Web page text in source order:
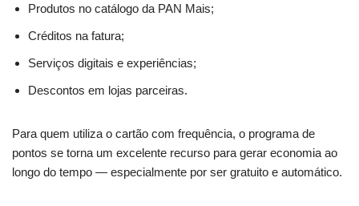
Produtos no catálogo da PAN Mais;
Créditos na fatura;
Serviços digitais e experiências;
Descontos em lojas parceiras.
Para quem utiliza o cartão com frequência, o programa de
pontos se torna um excelente recurso para gerar economia ao
longo do tempo — especialmente por ser gratuito e automático.